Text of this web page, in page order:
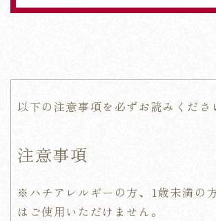
以下の注意事項を必ずお読みくださ
注意事項
※ ハチアレルギーの方、1歳未満の
はご使用いただけません。